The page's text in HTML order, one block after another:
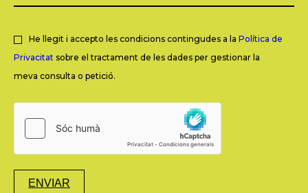
He llegit i accepto les condicions contingudes a la Política de
Privacitat sobre el tractament de les dades per gestionar la
meva consulta o petició.
ENVIAR